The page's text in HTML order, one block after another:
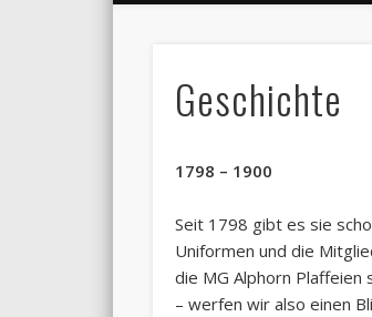
Geschichte
1798 – 1900
Seit 1798 gibt es sie
Uniformen und die
die MG Alphorn Plaffeien
– werfen wir also einen